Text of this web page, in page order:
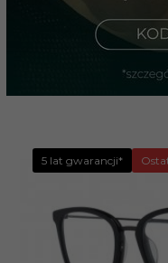
5 lat gwarancji*